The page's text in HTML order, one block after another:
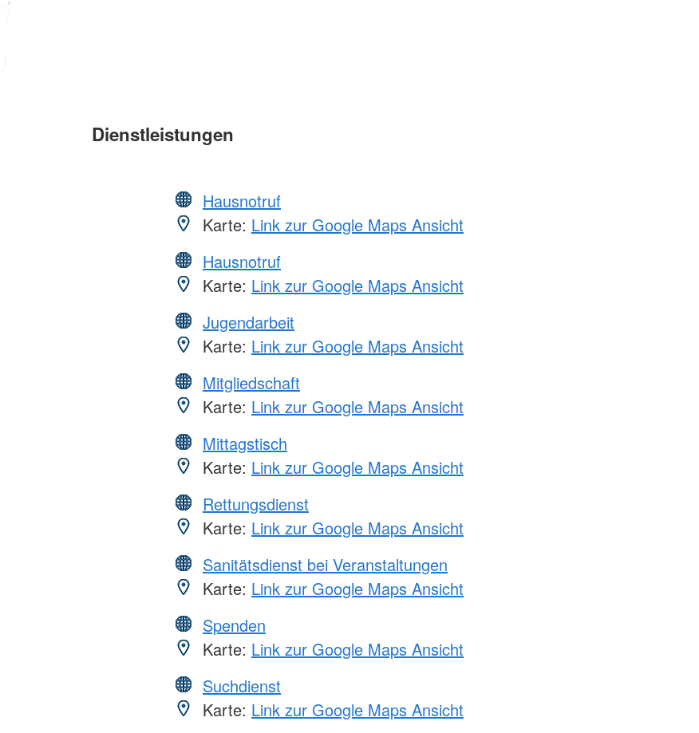
Dienstleistungen
Hausnotruf
Karte: Link zur Google Maps Ansicht
Hausnotruf
Karte: Link zur Google Maps Ansicht
Jugendarbeit
Karte: Link zur Google Maps Ansicht
Mitgliedschaft
Karte: Link zur Google Maps Ansicht
Mittagstisch
Karte: Link zur Google Maps Ansicht
Rettungsdienst
Karte: Link zur Google Maps Ansicht
Sanitätsdienst bei Veranstaltungen
Karte: Link zur Google Maps Ansicht
Spenden
Karte: Link zur Google Maps Ansicht
Suchdienst
Karte: Link zur Google Maps Ansicht